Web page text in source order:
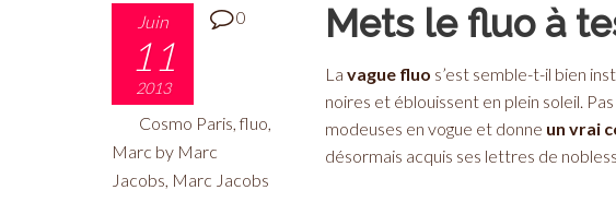
Juin
11
2013
0
Cosmo Paris,fluo,
Marc by Marc
Jacobs, Marc Jacobs
Mets le fluo à
Lavague fluo s’est semble-t-il bien
noires et éblouissent en plein soleil. Pas
modeuses en vogue et donne un vrai
désormais acquis ses lettres de